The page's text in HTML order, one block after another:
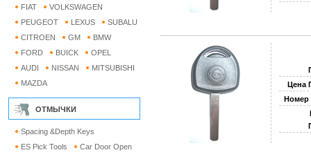
FIAT
VOLKSWAGEN
PEUGEOT
LEXUS
SUBALU
CITROEN
GM
BMW
FORD
BUICK
OPEL
AUDI
NISSAN
MITSUBISHI
MAZDA
ОТМЫЧКИ
Spacing &Depth Keys
ES Pick Tools
Car Door Open
Цена
Номер